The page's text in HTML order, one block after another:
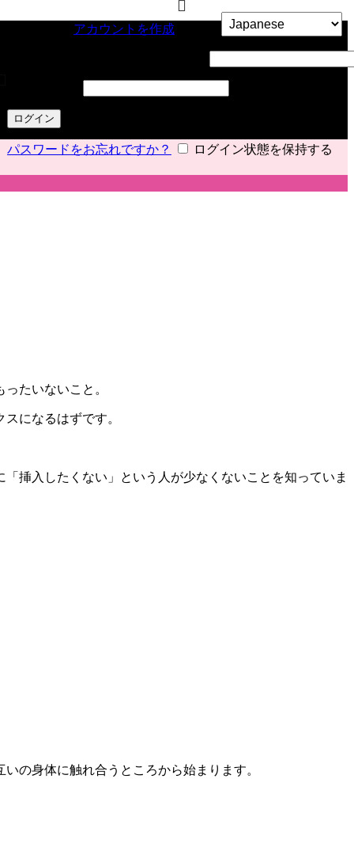
アカウントを作成
ログイン
パスワードをお忘れですか？ ログイン状態を保持する
たいないこと。
になるはずです。
挿入したくない」という人が少なくないことを知っていま
の身体に触れ合うところから始まります。